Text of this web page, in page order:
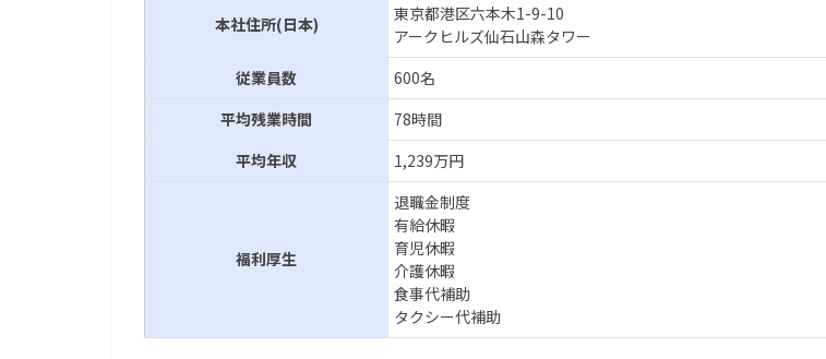
本社住所(日本)
東京都港区六本木1-9-10
アークヒルズ仙石山森タワー
従業員数
600名
平均残業時間
78時間
平均年収
1,239万円
福利厚生
退職金制度
有給休暇
育児休暇
介護休暇
食事代補助
タクシー代補助